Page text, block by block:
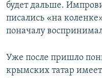
будет дальше.
писались «на
поначалу
Уже после пришло
крымских татар